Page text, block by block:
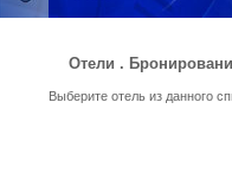
Отели .
Выберите отель из данного